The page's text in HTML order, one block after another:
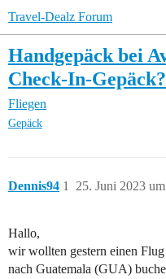
Travel-Dealz Forum
Handgepäck bei
Check-In-Gepäck?
Fliegen
Gepäck
Dennis94 25. Juni 2023
1
Hallo,
wir wollten gestern einen
nach Guatemala (GUA)